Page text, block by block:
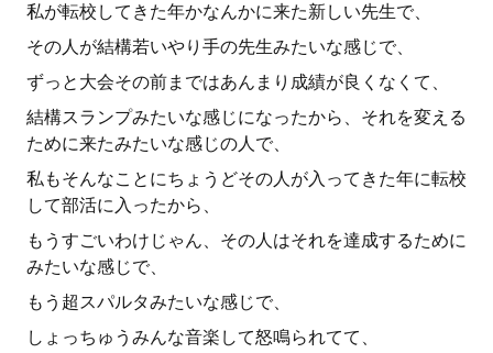
私が転校してきた年かなんかに来た新しい先生で、
その人が結構若いやり手の先生みたいな感じで、
ずっと大会その前まではあんまり成績が良くなくて、
結構スランプみたいな感じになったから、それを変える
ために来たみたいな感じの人で、
私もそんなことにちょうどその人が入ってきた年に転校
して部活に入ったから、
もうすごいわけじゃん、その人はそれを達成するために
みたいな感じで、
もう超スパルタみたいな感じで、
しょっちゅうみんな音楽して怒鳴られてて、